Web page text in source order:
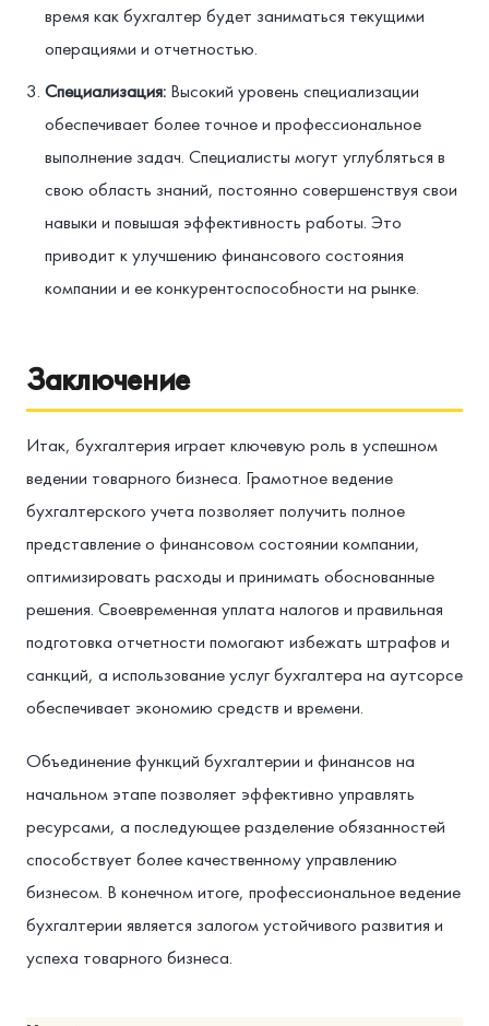
время как бухгалтер будет заниматься текущими
операциями и отчетностью.
Специализация: Высокий уровень специализации
обеспечивает более точное и профессиональное
выполнение задач. Специалисты могут углубляться в
свою область знаний, постоянно совершенствуя свои
навыки и повышая эффективность работы. Это
приводит к улучшению финансового состояния
компании и ее конкурентоспособности на рынке.
Заключение
Итак, бухгалтерия играет ключевую роль в успешном
ведении товарного бизнеса. Грамотное ведение
бухгалтерского учета позволяет получить полное
представление о финансовом состоянии компании,
оптимизировать расходы и принимать обоснованные
решения. Своевременная уплата налогов и правильная
подготовка отчетности помогают избежать штрафов и
санкций, а использование услуг бухгалтера на аутсорсе
обеспечивает экономию средств и времени.
Объединение функций бухгалтерии и финансов на
начальном этапе позволяет эффективно управлять
ресурсами, а последующее разделение обязанностей
способствует более качественному управлению
бизнесом. В конечном итоге, профессиональное ведение
бухгалтерии является залогом устойчивого развития и
успеха товарного бизнеса.